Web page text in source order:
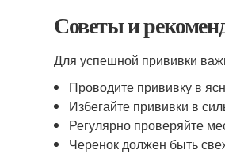
Советы и
Для успешной прививки
Проводите прививку в
Избегайте прививки в
Регулярно проверяйте
Черенок должен быть